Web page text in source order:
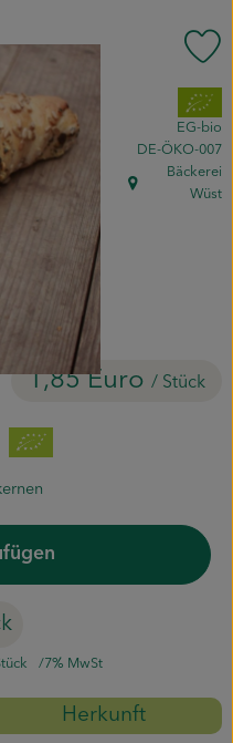
1,85 Euro / Stück
, Verband:
EG-bio
, Kontrollstelle:
DE-ÖKO-007
, Herkunft:
Bäckerei
Wüst
zum Warenkorb
7% MwSt
Herkunft